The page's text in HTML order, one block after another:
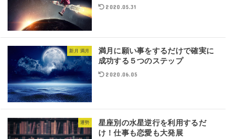
2020.05.31
新月 満月
満月に願い事をするだけで確実に
成功する５つのステップ
2020.06.05
運勢
星座別の水星逆行を利用するだ
け！仕事も恋愛も大発展